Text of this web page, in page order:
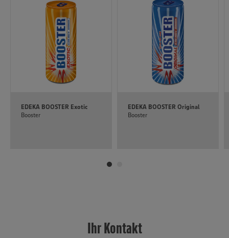
EDEKA BOOSTER Exotic
Booster
EDEKA BOOSTER Original
Booster
Ihr Kontakt